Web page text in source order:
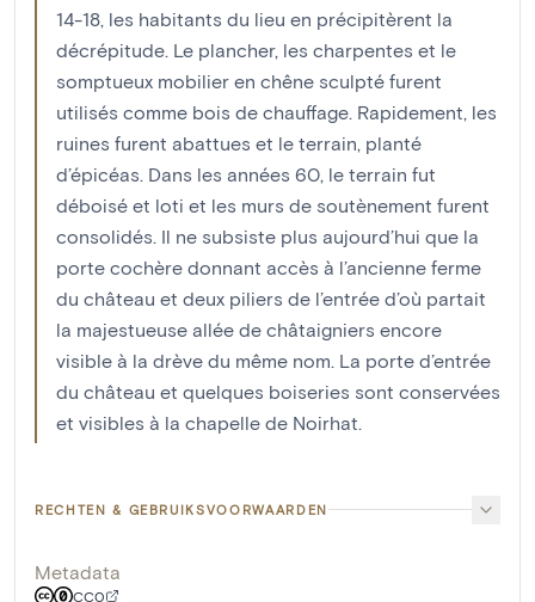
14-18, les habitants du lieu en précipitèrent la
décrépitude. Le plancher, les charpentes et le
somptueux mobilier en chêne sculpté furent
utilisés comme bois de chauffage. Rapidement, les
ruines furent abattues et le terrain, planté
d’épicéas. Dans les années 60, le terrain fut
déboisé et loti et les murs de soutènement furent
consolidés. Il ne subsiste plus aujourd’hui que la
porte cochère donnant accès à l’ancienne ferme
du château et deux piliers de l’entrée d’où partait
la majestueuse allée de châtaigniers encore
visible à la drève du même nom. La porte d’entrée
du château et quelques boiseries sont conservées
et visibles à la chapelle de Noirhat.
RECHTEN & GEBRUIKSVOORWAARDEN
Metadata
CC0